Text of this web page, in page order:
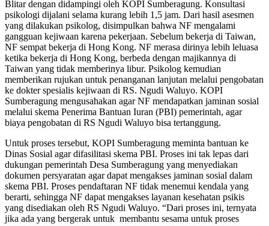
Blitar dengan didampingi oleh KOPI Sumberagung. Konsultasi
psikologi dijalani selama kurang lebih 1,5 jam. Dari hasil asesmen
yang dilakukan psikolog, disimpulkan bahwa NF mengalami
gangguan kejiwaan karena pekerjaan. Sebelum bekerja di Taiwan,
NF sempat bekerja di Hong Kong. NF merasa dirinya lebih leluasa
ketika bekerja di Hong Kong, berbeda dengan majikannya di
Taiwan yang tidak memberinya libur. Psikolog kemudian
memberikan rujukan untuk penanganan lanjutan melalui pengobatan
ke dokter spesialis kejiwaan di RS. Ngudi Waluyo. KOPI
Sumberagung mengusahakan agar NF mendapatkan jaminan sosial
melalui skema Penerima Bantuan Iuran (PBI) pemerintah, agar
biaya pengobatan di RS Ngudi Waluyo bisa tertanggung.
Untuk proses tersebut, KOPI Sumberagung meminta bantuan ke
Dinas Sosial agar difasilitasi skema PBI. Proses ini tak lepas dari
dukungan pemerintah Desa Sumberagung yang menyediakan
dokumen persyaratan agar dapat mengakses jaminan sosial dalam
skema PBI. Proses pendaftaran NF tidak menemui kendala yang
berarti, sehingga NF dapat mengakses layanan kesehatan psikis
yang disediakan oleh RS Ngudi Waluyo. “Dari proses ini, ternyata
jika ada yang bergerak untuk membantu sesama untuk proses